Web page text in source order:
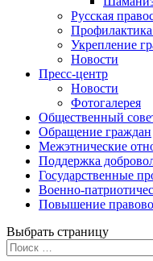
Русская
Профилактика
Укрепление
Новости
Пресс-центр
Новости
Фотогалерея
Общественный
Обращение граждан
Межэтнические
Поддержка
Государственные
Военно-
Повышение
Выбрать страницу